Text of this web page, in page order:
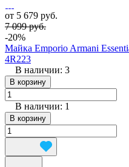
от 5 679 руб.
7 099 руб.
-20%
Майка Emporio Armani
4R223
В наличии: 3
В корзину
В наличии: 1
В корзину